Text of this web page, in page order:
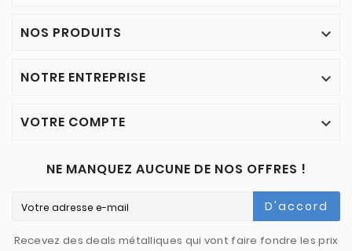
NOS PRODUITS 
NOTRE ENTREPRISE 
VOTRE COMPTE 
NE MANQUEZ AUCUNE DE NOS OFFRES !
D'accord
Recevez des deals métalliques qui vont faire fondre les prix